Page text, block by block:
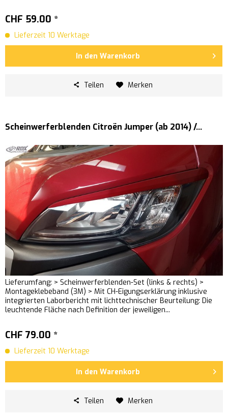
CHF 59.00 *
Lieferzeit 10 Werktage
In den Warenkorb
Teilen Merken
Scheinwerferblenden Citroën Jumper (ab 2014) /...
Lieferumfang: > Scheinwerferblenden-Set (links & rechts) >
Montageklebeband (3M) > Mit CH-Eigungserklärung inklusive
integrierten Laborbericht mit lichttechnischer Beurteilung: Die
leuchtende Fläche nach Definition der jeweiligen...
CHF 79.00 *
Lieferzeit 10 Werktage
In den Warenkorb
Teilen Merken